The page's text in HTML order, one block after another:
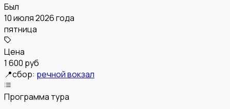
Был
10 июля 2026 года
пятница
Цена
1 600 руб
📍сбор: речной вокзал
Программа тура